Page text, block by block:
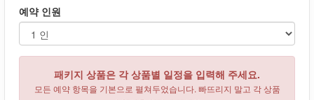
예약 인원
패키지 상품은 각 상품별 일정을 입력해 주세요.
모든 예약 항목을 기본으로 펼쳐두었습니다. 빠뜨리지 말고 각 상품